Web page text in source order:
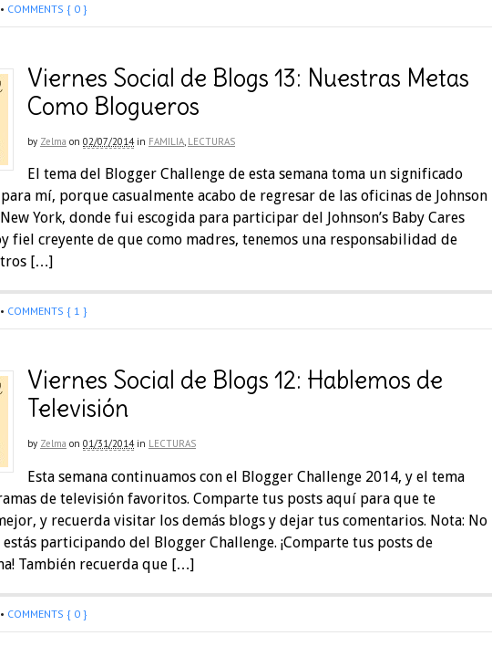
• COMMENTS { 0 }
Viernes Social de Blogs 13: Nuestras Metas
Como Blogueros
by Zelma on 02/07/2014 in FAMILIA LECTURAS
El tema del Blogger Challenge de esta semana toma un significado
mí, porque casualmente acabo de regresar de las oficinas de Johnson
York, donde fui escogida para participar del Johnson’s Baby Cares
fiel creyente de que como madres, tenemos una responsabilidad de
[…]
• COMMENTS { 1 }
Viernes Social de Blogs 12: Hablemos de
Televisión
by Zelma on 01/31/2014 in LECTURAS
Esta semana continuamos con el Blogger Challenge 2014, y el tema
de televisión favoritos. Comparte tus posts aquí para que te
y recuerda visitar los demás blogs y dejar tus comentarios. Nota: No
participando del Blogger Challenge. ¡Comparte tus posts de
También recuerda que […]
• COMMENTS { 0 }